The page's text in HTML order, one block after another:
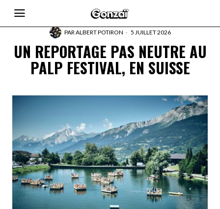
PARALBERT POTIRON 5 JUILLET 2026
UN REPORTAGE PAS NEUTRE AU
PALP FESTIVAL, EN SUISSE